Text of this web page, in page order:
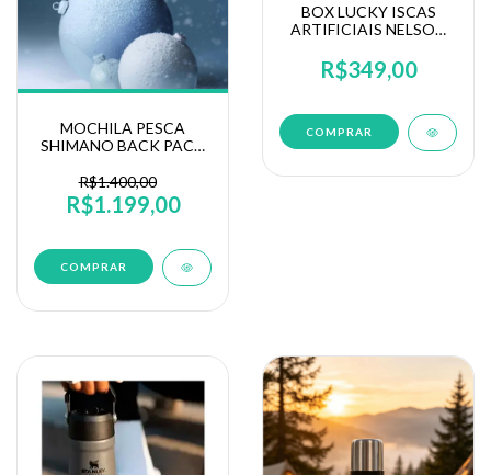
MOCHILA PESCA
SHIMANO BACK PACK
R$1.400,00
R$1.199,00
BOX LUCKY ISCAS
ARTIFICIAIS NELSON
LIMITADA 20 ANOS
R$349,00